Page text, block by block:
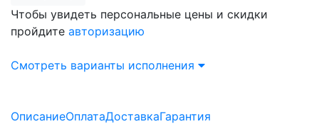
Чтобы увидеть персональные цены и скидки
пройдите авторизацию
Смотреть варианты исполнения
ОписаниеОплатаДоставкаГарантия